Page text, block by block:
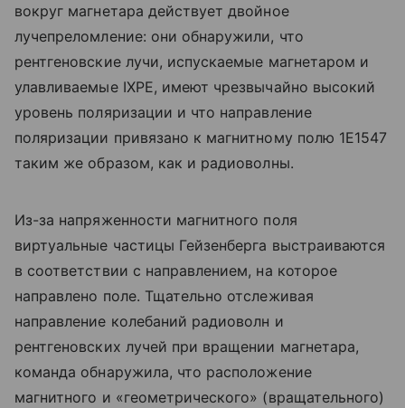
вокруг магнетара действует двойное
лучепреломление: они обнаружили, что
рентгеновские лучи, испускаемые магнетаром и
улавливаемые IXPE, имеют чрезвычайно высокий
уровень поляризации и что направление
поляризации привязано к магнитному полю 1E1547
таким же образом, как и радиоволны.
Из-за напряженности магнитного поля
виртуальные частицы Гейзенберга выстраиваются
в соответствии с направлением, на которое
направлено поле. Тщательно отслеживая
направление колебаний радиоволн и
рентгеновских лучей при вращении магнетара,
команда обнаружила, что расположение
магнитного и «геометрического» (вращательного)